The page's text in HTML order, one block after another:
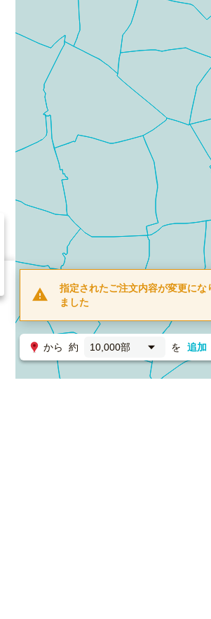
指定されたご注文内容が変更にな
ました
から 約 10,000部 を 追加